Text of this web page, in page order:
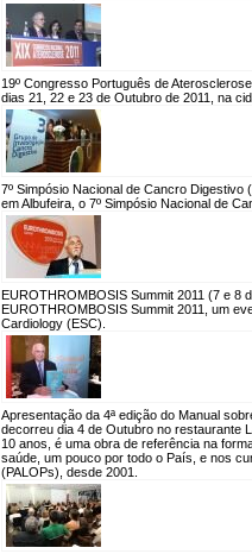
19º Congresso Português de
dias 21, 22 e 23 de Outubro de 2011, na
7º Simpósio Nacional de Cancro Digestivo
em Albufeira, o 7º Simpósio Nacional de
EUROTHROMBOSIS Summit 2011 (7 e 8
EUROTHROMBOSIS Summit 2011, um
Cardiology (ESC).
Apresentação da 4ª edição do Manual
decorreu dia 4 de Outubro no restaurante
10 anos, é uma obra de referência na
saúde, um pouco por todo o País, e nos
(PALOPs), desde 2001.